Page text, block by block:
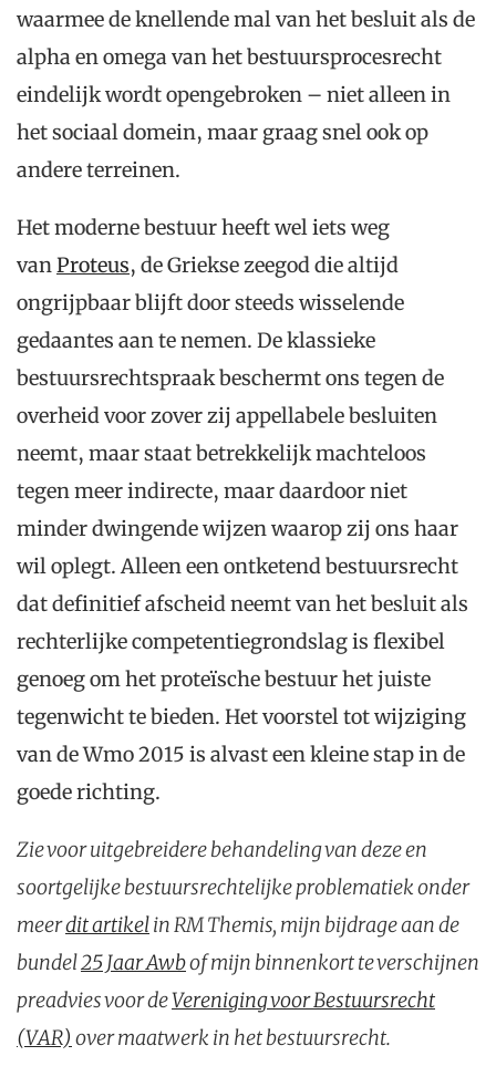
waarmee de knellende mal van het besluit als de
alpha en omega van het bestuursprocesrecht
eindelijk wordt opengebroken – niet alleen in
het sociaal domein, maar graag snel ook op
andere terreinen.
Het moderne bestuur heeft wel iets weg
van Proteus, de Griekse zeegod die altijd
ongrijpbaar blijft door steeds wisselende
gedaantes aan te nemen. De klassieke
bestuursrechtspraak beschermt ons tegen de
overheid voor zover zij appellabele besluiten
neemt, maar staat betrekkelijk machteloos
tegen meer indirecte, maar daardoor niet
minder dwingende wijzen waarop zij ons haar
wil oplegt. Alleen een ontketend bestuursrecht
dat definitief afscheid neemt van het besluit als
rechterlijke competentiegrondslag is flexibel
genoeg om het proteïsche bestuur het juiste
tegenwicht te bieden. Het voorstel tot wijziging
van de Wmo 2015 is alvast een kleine stap in de
goede richting.
Zie voor uitgebreidere behandeling van deze en
soortgelijke bestuursrechtelijke problematiek onder
meerdit artikelin RM Themis, mijn bijdrage aan de
bundel25 Jaar Awbof mijn binnenkort te verschijnen
preadvies voor deVereniging voor Bestuursrecht
(VAR) over maatwerk in het bestuursrecht.